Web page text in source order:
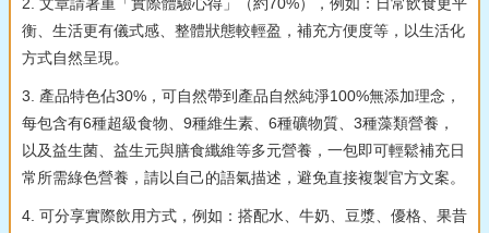
衡、生活更有儀式感、整體狀態較輕盈，補充方便度等，以生活化
方式自然呈現。
3. 產品特色佔30%，可自然帶到產品自然純淨100%無添加理念，
每包含有6種超級食物、9種維生素、6種礦物質、3種藻類營養，
以及益生菌、益生元與膳食纖維等多元營養，一包即可輕鬆補充日
常所需綠色營養，請以自己的語氣描述，避免直接複製官方文案。
4. 可分享實際飲用方式，例如：搭配水、牛奶、豆漿、優格、果昔